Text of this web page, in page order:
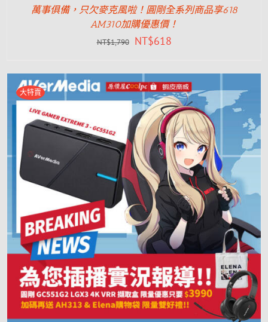
萬事俱備，只欠麥克風啦！圓剛全系列商品享618
AM310加購優惠價！
NT$1,790 NT$618
大特賣